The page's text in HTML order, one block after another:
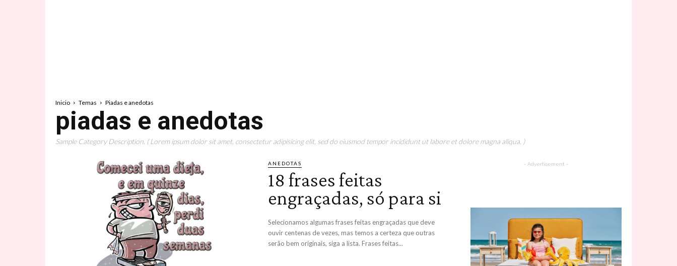
Inicio Temas Piadas e anedotas
piadas e anedotas
Sample Category Description. ( Lorem ipsum dolor sit amet, consectetur adipisicing elit, sed do eiusmod tempor incididunt ut labore et dolore magna aliqua. )
ANEDOTAS
18 frases feitas
engraçadas, só para si
Selecionamos algumas frases feitas engraçadas que deve
ouvir centenas de vezes, mas temos a certeza que outras
serão bem originais, siga a lista. Frases feitas...
- Advertisement -